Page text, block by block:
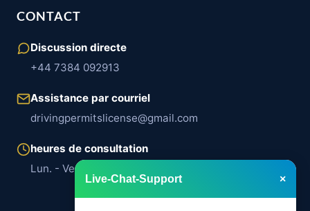
CONTACT
Discussion directe
+44 7384 092913
Assistance par courriel
drivingpermitslicense@gmail.com
heures de consultation
Lun. - Ven. | 8h00 – 18h00
Live-Chat-Support ×